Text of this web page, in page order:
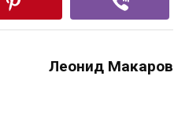
Леонид Макаров